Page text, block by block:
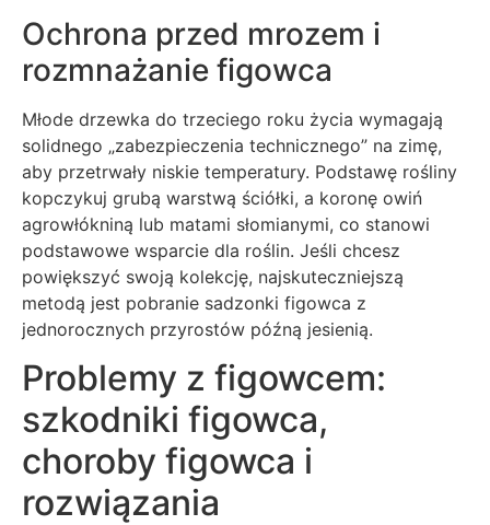
Ochrona przed mrozem i
rozmnażanie figowca
Młode drzewka do trzeciego roku życia wymagają
solidnego „zabezpieczenia technicznego” na zimę,
aby przetrwały niskie temperatury. Podstawę rośliny
kopczykuj grubą warstwą ściółki, a koronę owiń
agrowłókniną lub matami słomianymi, co stanowi
podstawowe wsparcie dla roślin. Jeśli chcesz
powiększyć swoją kolekcję, najskuteczniejszą
metodą jest pobranie sadzonki figowca z
jednorocznych przyrostów późną jesienią.
Problemy z figowcem:
szkodniki figowca,
choroby figowca i
rozwiązania